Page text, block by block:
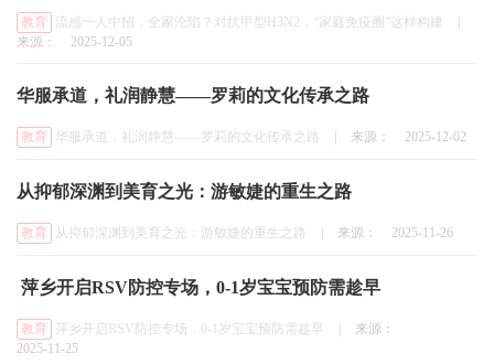
教育 流感一人中招，全家沦陷？对抗甲型H3N2，“家庭免疫圈”这样构建
来源：
2025-12-05
华服承道，礼润静慧——罗莉的文化传承之路
教育 华服承道，礼润静慧——罗莉的文化传承之路 来源： 2025-12-02
从抑郁深渊到美育之光：游敏婕的重生之路
教育 从抑郁深渊到美育之光：游敏婕的重生之路 来源： 2025-11-26
​ 萍乡开启RSV防控专场，0-1岁宝宝预防需趁早
教育 ​ 萍乡开启RSV防控专场，0-1岁宝宝预防需趁早
来源：
2025-11-25